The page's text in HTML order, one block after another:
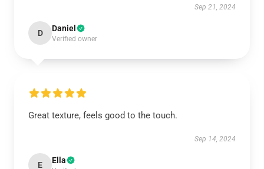
Sep 21, 2024
D Daniel
Verified owner
Great texture, feels good to the touch.
Sep 14, 2024
E Ella